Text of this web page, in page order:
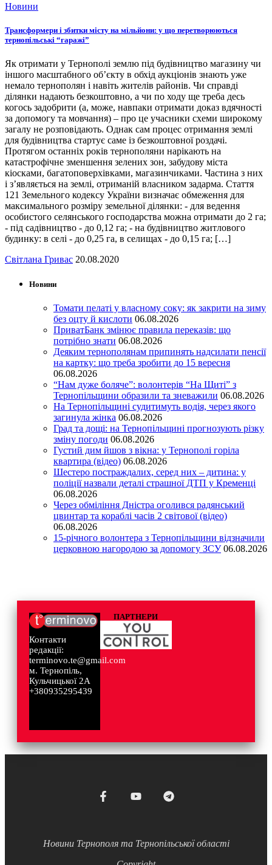
Новини
Трансформери і збитки місту на мільйони: у що перетворюються
тернопільські “гаражі”
Як отримати у Тернополі землю під будівництво магазину чи
іншого масштабного об’єкту в обхід аукціонів знають уже
немало тернополян і навіть жителів районів. Чи справді
ділянки надають безкоштовно, а чи по ходу ще треба десь
когось задобрити (а, може, навпаки отримати доказ вдячності
за допомогу та мовчання) – про це учасники схеми широкому
загалу не розповідають. Однак сам процес отримання землі
для будівництва стартує саме із безкоштовної роздачі.
Протягом останніх років тернополяни нарікають на
катастрофічне зменшення зелених зон, забудову міста
кіосками, багатоповерхівками, магазинчиками. Частина з них
і з’являється на землі, отриманій власником задарма. Стаття
121 Земельного кодексу України визначає обмеження для
максимального розміру земельної ділянки: - для ведення
особистого селянського господарства можна отримати до 2 га;
- під садівництво - до 0,12 га; - на будівництво житлового
будинку: в селі - до 0,25 га, в селищах - до 0,15 га; […]
Світлана Гривас 20.08.2020
Новини
Томати пелаті у власному соку: як закрити на зиму
без оцту й кислоти 06.08.2026
ПриватБанк змінює правила переказів: що
потрібно знати 06.08.2026
Деяким тернополянам припинять надсилати пенсії
на картку: що треба зробити до 15 вересня
06.08.2026
“Нам дуже боляче”: волонтерів “На Щиті” з
Тернопільщини образили та зневажили 06.08.2026
На Тернопільщині судитимуть водія, через якого
загинула жінка 06.08.2026
Град та дощі: на Тернопільщині прогнозують різку
зміну погоди 06.08.2026
Густий дим йшов з вікна: у Тернополі горіла
квартира (відео) 06.08.2026
Шестеро постраждалих, серед них – дитина: у
поліції назвали деталі страшної ДТП у Кременці
06.08.2026
Через обміління Дністра оголився радянський
цвинтар та кораблі часів 2 світової (відео)
06.08.2026
15-річного волонтера з Тернопільщини відзначили
церковною нагородою за допомогу ЗСУ 06.08.2026
Контакти
редакції:
terminovo.te@gmail.com
м. Тернопіль,
Кульчицької 2А
+380935295439
ПАРТНЕРИ
Новини Тернополя та Тернопільської області